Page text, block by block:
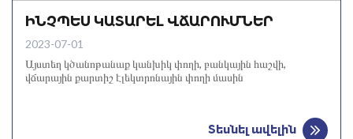
ԻՆՉՊԵՍ ԿԱՏԱՐԵԼ ՎՃԱՐՈՒՄՆԵՐ
2023-07-01
Այստեղ կծանոթանաք կանխիկ փողի, բանկային հաշվի,
վճարային քարտիշ էլեկտրոնային փողի մասին
Տեսնել ավելին